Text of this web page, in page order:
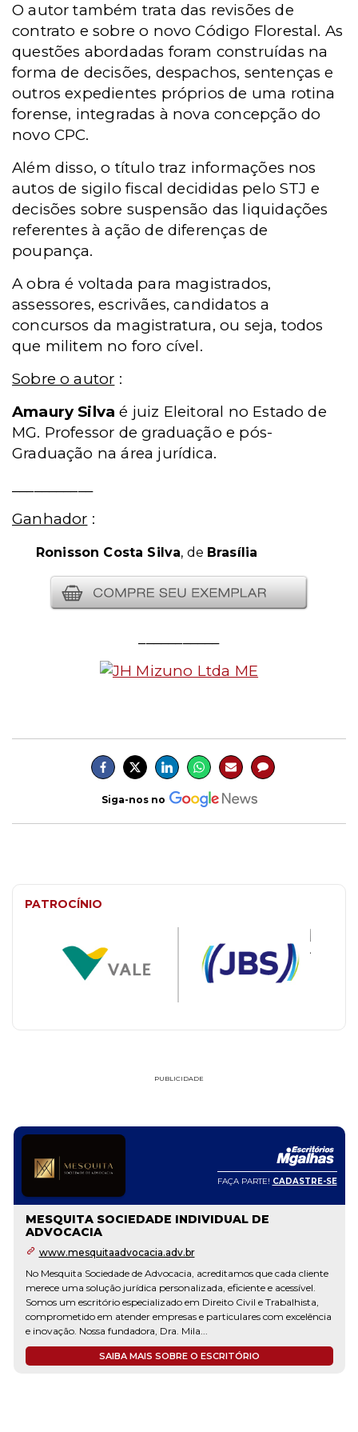
O autor também trata das revisões de
contrato e sobre o novo Código Florestal. As
questões abordadas foram construídas na
forma de decisões, despachos, sentenças e
outros expedientes próprios de uma rotina
forense, integradas à nova concepção do
novo CPC.
Além disso, o título traz informações nos
autos de sigilo fiscal decididas pelo STJ e
decisões sobre suspensão das liquidações
referentes à ação de diferenças de
poupança.
A obra é voltada para magistrados,
assessores, escrivães, candidatos a
concursos da magistratura, ou seja, todos
que militem no foro cível.
Sobre o autor :
Amaury Silva é juiz Eleitoral no Estado de
MG. Professor de graduação e pós-
Graduação na área jurídica.
Ganhador :
Ronisson Costa Silva, de Brasília
Siga-nos no
PATROCÍNIO
PUBLICIDADE
FAÇA PARTE! CADASTRE-SE
MESQUITA SOCIEDADE INDIVIDUAL DE
ADVOCACIA
www.mesquitaadvocacia.adv.br
No Mesquita Sociedade de Advocacia, acreditamos que cada cliente
merece uma solução jurídica personalizada, eficiente e acessível.
Somos um escritório especializado em Direito Civil e Trabalhista,
comprometido em atender empresas e particulares com excelência
e inovação. Nossa fundadora, Dra. Mila...
SAIBA MAIS SOBRE O ESCRITÓRIO